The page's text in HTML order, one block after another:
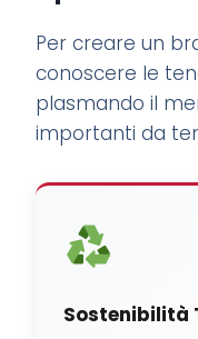
Per creare un
conoscere le
plasmando il
importanti da
Sostenibilità